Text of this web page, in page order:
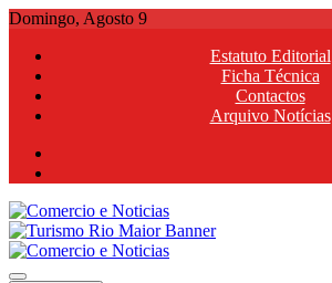
Skip
content
Domingo, Agosto 9
Estatuto Editorial
Ficha Técnica
Contactos
Arquivo Notícias
Comercio e Noticias
Notícias e Publicidade Online